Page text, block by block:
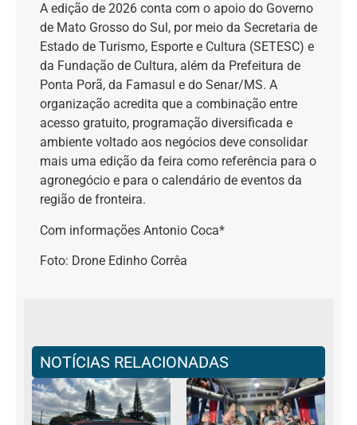
A edição de 2026 conta com o apoio do Governo
de Mato Grosso do Sul, por meio da Secretaria de
Estado de Turismo, Esporte e Cultura (SETESC) e
da Fundação de Cultura, além da Prefeitura de
Ponta Porã, da Famasul e do Senar/MS. A
organização acredita que a combinação entre
acesso gratuito, programação diversificada e
ambiente voltado aos negócios deve consolidar
mais uma edição da feira como referência para o
agronegócio e para o calendário de eventos da
região de fronteira.
Com informações Antonio Coca*
Foto: Drone Edinho Corrêa
NOTÍCIAS RELACIONADAS